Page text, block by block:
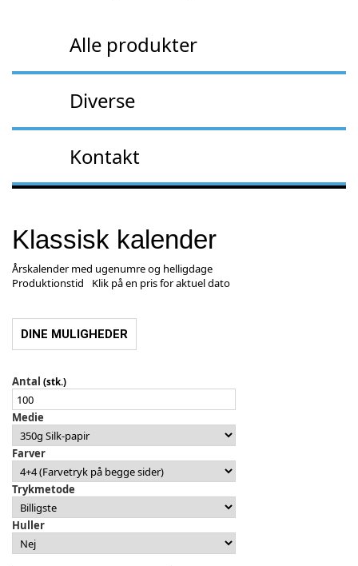
Alle produkter
Diverse
Kontakt
Klassisk kalender
Årskalender med ugenumre og helligdage
Produktionstid
Klik på en pris for aktuel dato
DINE MULIGHEDER
Antal (stk.)
Medie
Farver
Trykmetode
Huller